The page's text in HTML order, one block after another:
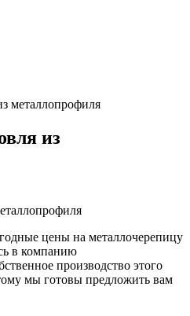
металлопрофиля
из
цены на металлочерепицу
в компанию
производство этого
мы готовы предложить вам